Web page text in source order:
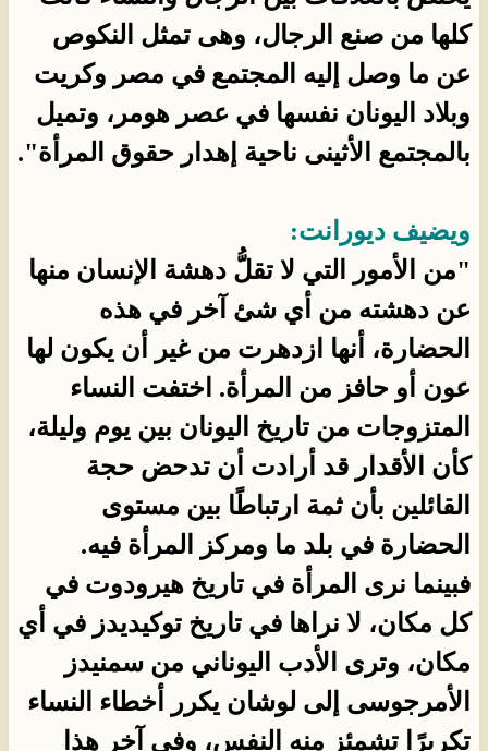
كلها من صنع الرجال، وهى تمثل النكوص
عن ما وصل إليه المجتمع في مصر وكريت
وبلاد اليونان نفسها في عصر هومر، وتميل
بالمجتمع الأثينى ناحية إهدار حقوق المرأة".
ويضيف ديورانت:
"من الأمور التي لا تقلُّ دهشة الإنسان منها
عن دهشته من أي شئ آخر في هذه
الحضارة، أنها ازدهرت من غير أن يكون لها
عون أو حافز من المرأة. اختفت النساء
المتزوجات من تاريخ اليونان بين يوم وليلة،
كأن الأقدار قد أرادت أن تدحض حجة
القائلين بأن ثمة ارتباطًا بين مستوى
الحضارة في بلد ما ومركز المرأة فيه.
فبينما نرى المرأة في تاريخ هيرودوت في
كل مكان، لا نراها في تاريخ توكيديدز في أي
مكان، وترى الأدب اليوناني من سمنيدز
الأمرجوسى إلى لوشان يكرر أخطاء النساء
تكريرًا تشمئز منه النفس، وفى آخر هذا